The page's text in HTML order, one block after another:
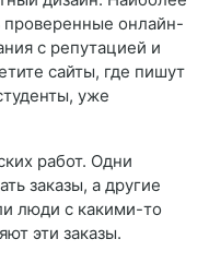
проверенные онлайн-
с репутацией и
сайты, где пишут
уже
работ. Одни
заказы, а другие
люди с какими-то
эти заказы.